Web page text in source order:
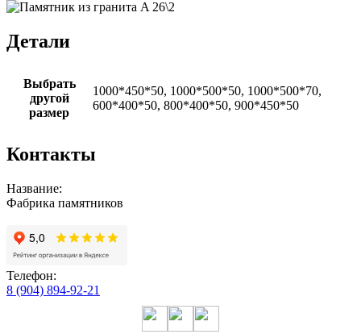
Детали
Выбрать
другой
размер
1000*450*50, 1000*500*50, 1000*500*70,
600*400*50, 800*400*50, 900*450*50
Контакты
Название:
Фабрика памятников
Телефон:
8 (904) 894-92-21